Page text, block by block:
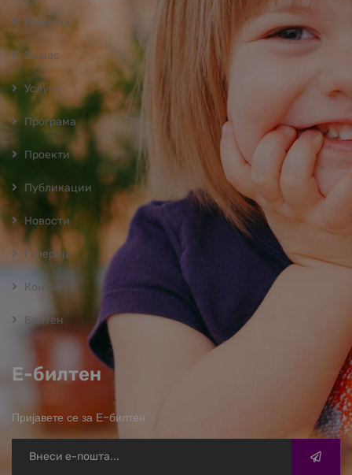
Почетна
За нас
Услуги
Програмa
Проекти
Публикации
Новости
Галерија
Контакт
Билтен
Е-билтен
Пријавете се за Е-билтен